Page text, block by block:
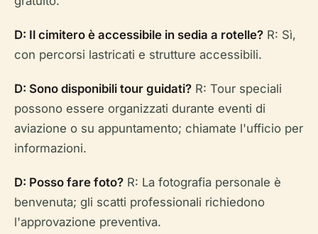
D: Il cimitero è accessibile in sedia a rotelle? R: Sì,
con percorsi lastricati e strutture accessibili.
D: Sono disponibili tour guidati? R: Tour speciali
possono essere organizzati durante eventi di
aviazione o su appuntamento; chiamate l'ufficio per
informazioni.
D: Posso fare foto? R: La fotografia personale è
benvenuta; gli scatti professionali richiedono
l'approvazione preventiva.